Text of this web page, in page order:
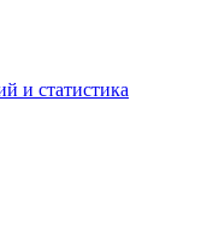
и статистика